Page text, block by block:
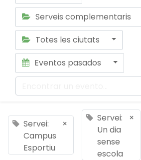
Serveis complementaris
Totes les ciutats
Eventos pasados
Servei:
Campus
Esportiu
×
Servei:
Un dia
sense
escola
×